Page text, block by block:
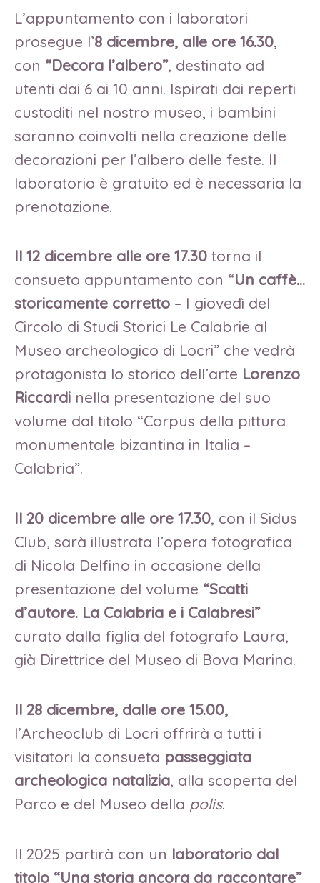
L’appuntamento con i laboratori
prosegue l’8 dicembre, alle ore 16.30,
con “Decora l’albero”, destinato ad
utenti dai 6 ai 10 anni. Ispirati dai reperti
custoditi nel nostro museo, i bambini
saranno coinvolti nella creazione delle
decorazioni per l’albero delle feste. Il
laboratorio è gratuito ed è necessaria la
prenotazione.
Il 12 dicembre alle ore 17.30 torna il
consueto appuntamento con “Un caffè…
storicamente corretto – I giovedì del
Circolo di Studi Storici Le Calabrie al
Museo archeologico di Locri” che vedrà
protagonista lo storico dell’arte Lorenzo
Riccardi nella presentazione del suo
volume dal titolo “Corpus della pittura
monumentale bizantina in Italia –
Calabria”.
Il 20 dicembre alle ore 17.30, con il Sidus
Club, sarà illustrata l’opera fotografica
di Nicola Delfino in occasione della
presentazione del volume “Scatti
d’autore. La Calabria e i Calabresi”
curato dalla figlia del fotografo Laura,
già Direttrice del Museo di Bova Marina.
Il 28 dicembre, dalle ore 15.00,
l’Archeoclub di Locri offrirà a tutti i
visitatori la consueta passeggiata
archeologica natalizia, alla scoperta del
Parco e del Museo della polis.
Il 2025 partirà con un laboratorio dal
titolo “Una storia ancora da raccontare”